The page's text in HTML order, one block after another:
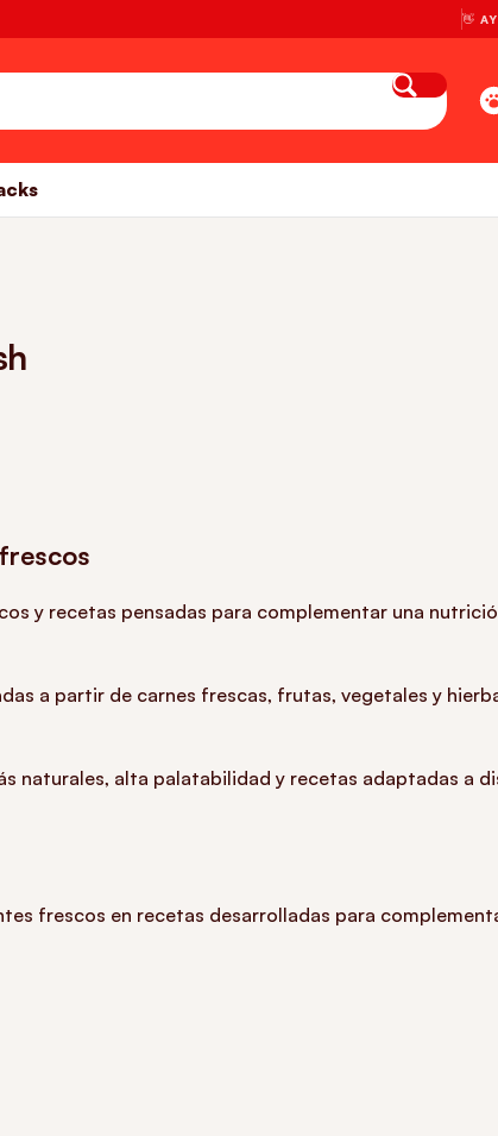
👋
y recetas pensadas para complementar una
a partir de carnes frescas, frutas, vegetales y
naturales, alta palatabilidad y recetas adaptadas a
frescos en recetas desarrolladas para